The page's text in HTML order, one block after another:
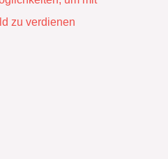
zu verdienen